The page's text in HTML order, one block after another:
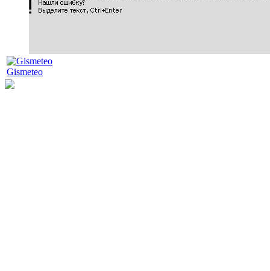
Gismeteo